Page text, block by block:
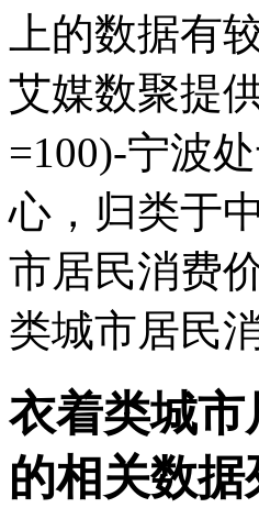
上的数据有
艾媒数聚提
=100)-宁波
心，归类于
市居民消费
类城市居民
衣着类城市
的相关数据